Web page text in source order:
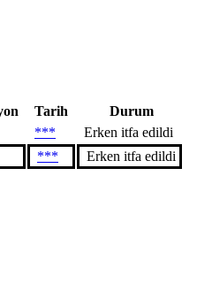
Tarih
Durum
***
Erken itfa edildi
***
Erken itfa edildi